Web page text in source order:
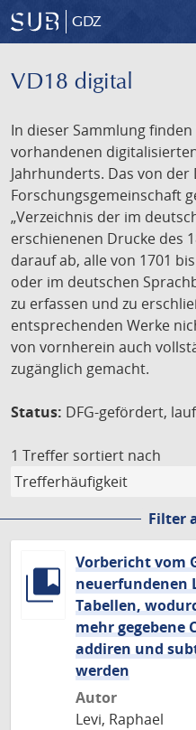
GDZ
VD18 digital
In dieser Sammlung
vorhandenen
Jahrhunderts. Das von der
Forschungsgemeinschaft
„Verzeichnis der im
erschienenen Drucke des
darauf ab, alle von 1701
oder im deutschen
zu erfassen und zu
entsprechenden Werke
von vornherein auch
zugänglich gemacht.
Status: DFG-gefördert,
1 Treffer sortiert nach
Filter
Vorbericht vom
neuerfundenen
Tabellen,
mehr gegebene
addiren und
werden
Autor
Levi, Raphael